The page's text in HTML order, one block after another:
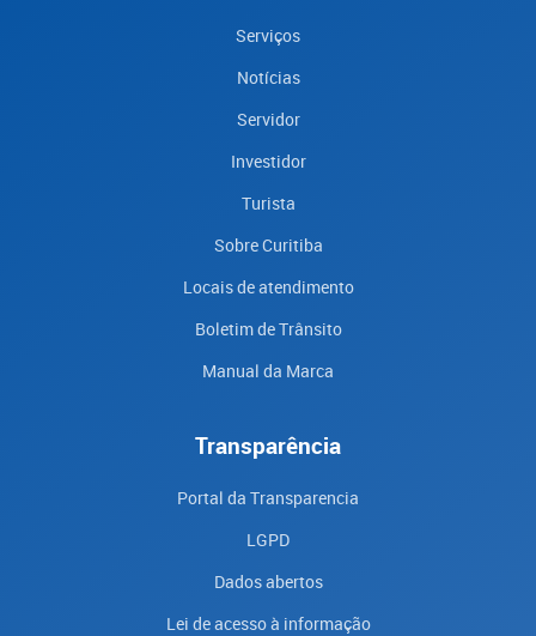
Serviços
Notícias
Servidor
Investidor
Turista
Sobre Curitiba
Locais de atendimento
Boletim de Trânsito
Manual da Marca
Transparência
Portal da Transparencia
LGPD
Dados abertos
Lei de acesso à informação